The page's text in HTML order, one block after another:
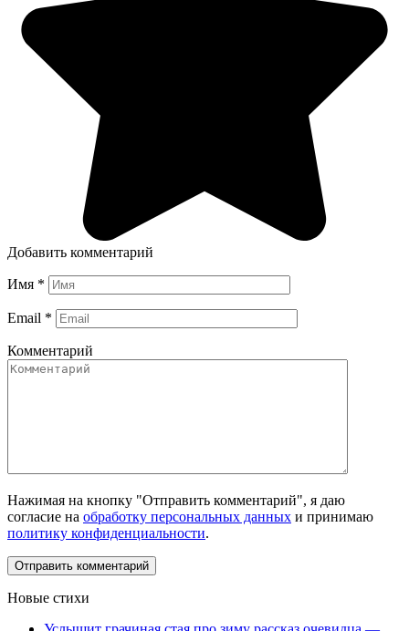
Добавить комментарий
Имя *
Email *
Комментарий
Нажимая на кнопку "Отправить комментарий", я даю
согласие на обработку персональных данных и принимаю
политику конфиденциальности.
Новые стихи